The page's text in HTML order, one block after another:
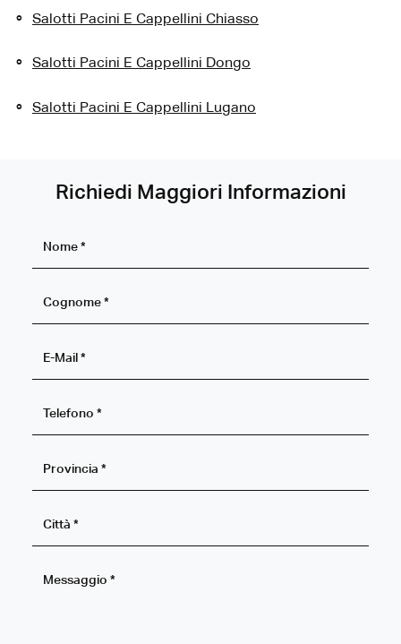
Salotti Pacini E Cappellini Chiasso
Salotti Pacini E Cappellini Dongo
Salotti Pacini E Cappellini Lugano
Richiedi Maggiori Informazioni